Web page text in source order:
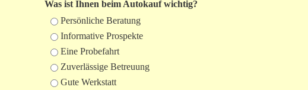
Was ist Ihnen beim Autokauf wichtig?
Auswahlmöglichkeiten
Persönliche Beratung
Informative Prospekte
Eine Probefahrt
Zuverlässige Betreuung
Gute Werkstatt